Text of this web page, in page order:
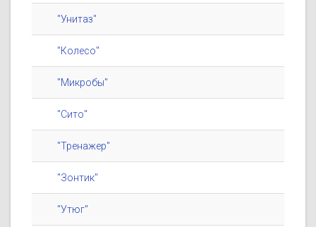
"Унитаз"
"Колесо"
"Микробы"
"Сито"
"Тренажер"
"Зонтик"
"Утюг"